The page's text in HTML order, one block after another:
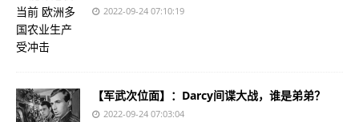
2022-09-24 07:10:19
【军武次位面】：Darcy间谍大战，谁是弟弟？
2022-09-24 07:03:04